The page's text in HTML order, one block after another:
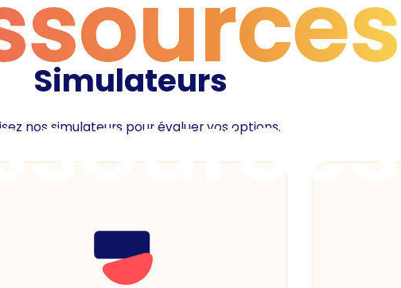
Simulateurs
nos simulateurs pour évaluer vos options.